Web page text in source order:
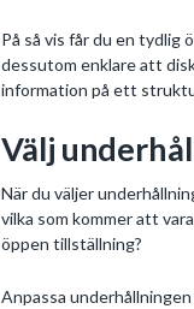
På så vis får du en tydlig
dessutom enklare att
information på ett
Välj
När du väljer
vilka som kommer att
öppen tillställning?
Anpassa